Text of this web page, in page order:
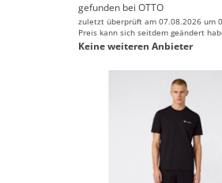
gefunden bei OTTO
zuletzt überprüft am 07.08.2026 um
Preis kann sich seitdem geändert
Keine weiteren Anbieter